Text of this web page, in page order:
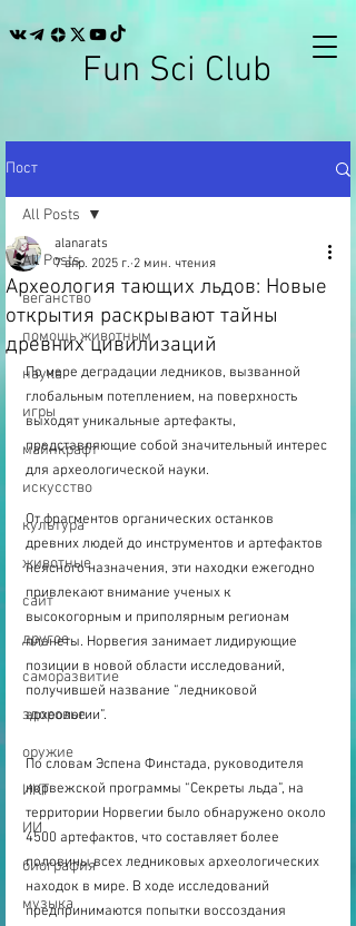
Fun Sci Club
Пост
All Posts
веганство
помощь животным
наука
игры
майнкрафт
искусство
культура
животные
сайт
другое
саморазвитие
здоровье
оружие
ИКТ
ИИ
биография
музыка
All Posts
Археология тающих льдов: Новые
открытия раскрывают тайны
древних цивилизаций
alanarats
7 апр. 2025 г. 2 мин. чтения
По мере деградации ледников, вызванной
глобальным потеплением, на поверхность
выходят уникальные артефакты,
представляющие собой значительный интерес
для археологической науки.
От фрагментов органических останков
древних людей до инструментов и артефактов
неясного назначения, эти находки ежегодно
привлекают внимание ученых к
высокогорным и приполярным регионам
планеты. Норвегия занимает лидирующие
позиции в новой области исследований,
получившей название “ледниковой
археологии”.
По словам Эспена Финстада, руководителя
норвежской программы “Секреты льда”, на
территории Норвегии было обнаружено около
4500 артефактов, что составляет более
половины всех ледниковых археологических
находок в мире. В ходе исследований
предпринимаются попытки воссоздания